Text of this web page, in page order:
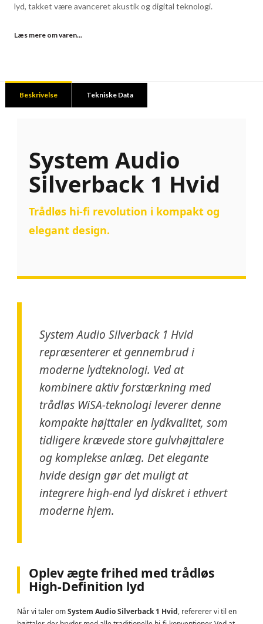
lyd, takket være avanceret akustik og digital teknologi.
Læs mere om varen...
Beskrivelse Tekniske Data
System Audio
Silverback 1 Hvid
Trådløs hi-fi revolution i kompakt og
elegant design.
System Audio Silverback 1 Hvid
repræsenterer et gennembrud i
moderne lydteknologi. Ved at
kombinere aktiv forstærkning med
trådløs WiSA-teknologi leverer denne
kompakte højttaler en lydkvalitet, som
tidligere krævede store gulvhøjttalere
og komplekse anlæg. Det elegante
hvide design gør det muligt at
integrere high-end lyd diskret i ethvert
moderne hjem.
Oplev ægte frihed med trådløs
High-Definition lyd
Når vi taler omSystem Audio Silverback 1 Hvid, refererer vi til en